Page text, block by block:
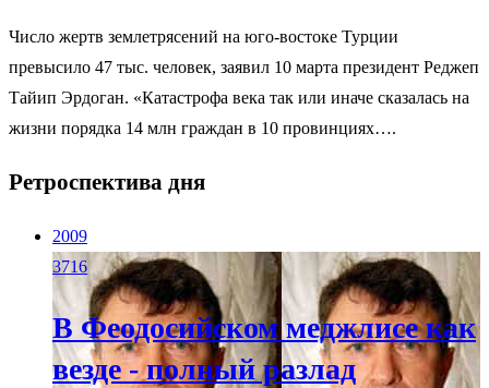
Число жертв землетрясений на юго-востоке Турции
превысило 47 тыс. человек, заявил 10 марта президент Реджеп
Тайип Эрдоган. «Катастрофа века так или иначе сказалась на
жизни порядка 14 млн граждан в 10 провинциях….
Ретроспектива дня
2009
3716
В Феодосийском меджлисе как
везде - полный разлад